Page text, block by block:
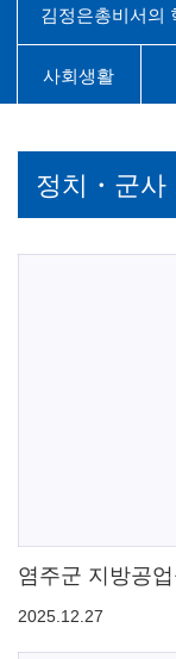
김정은총비서의
사회생활
정치・군사
염주군 지방공
2025.12.27